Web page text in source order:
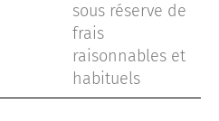
sous réserve de
frais
raisonnables et
habituels